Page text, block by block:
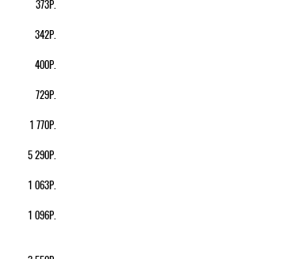
373Р.
342Р.
400Р.
729Р.
1 770Р.
5 290Р.
1 063Р.
1 096Р.